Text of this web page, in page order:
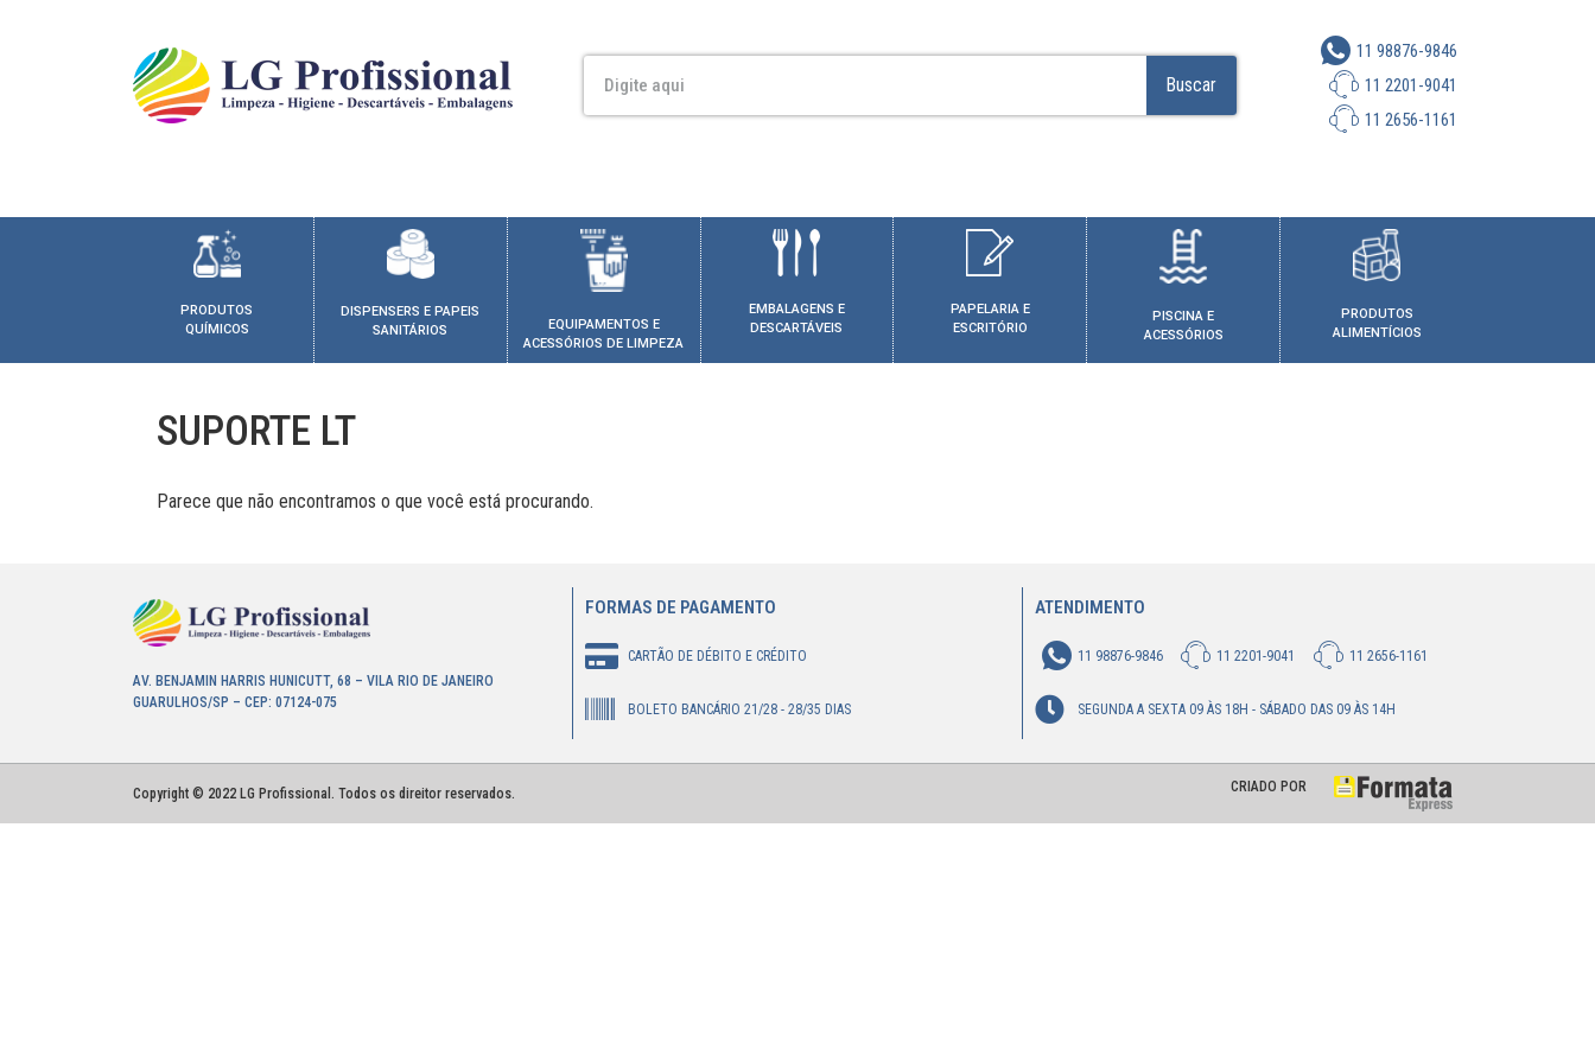
Buscar
11 98876-9846
11 2201-9041
11 2656-1161
PRODUTOS
QUÍMICOS
DISPENSERS E PAPEIS
SANITÁRIOS
EQUIPAMENTOS E
ACESSÓRIOS DE LIMPEZA
EMBALAGENS E
DESCARTÁVEIS
PAPELARIA E
ESCRITÓRIO
PISCINA E
ACESSÓRIOS
PRODUTOS
ALIMENTÍCIOS
SUPORTE LT
Parece que não encontramos o que você está procurando.
AV. BENJAMIN HARRIS HUNICUTT, 68 – VILA RIO DE JANEIRO
GUARULHOS/SP – CEP: 07124-075
FORMAS DE PAGAMENTO
CARTÃO DE DÉBITO E CRÉDITO
BOLETO BANCÁRIO 21/28 - 28/35 DIAS
ATENDIMENTO
11 98876-9846 11 2201-9041 11 2656-1161
SEGUNDA A SEXTA 09 ÀS 18H - SÁBADO DAS 09 ÀS 14H
Copyright © 2022 LG Profissional. Todos os direitor reservados. CRIADO POR